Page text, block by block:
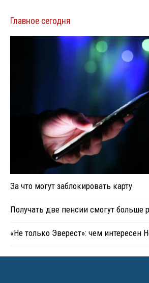
Главное сегодня
За что могут заблокировать карту
Получать две пенсии смогут больше
«Не только Эверест»: чем интересен